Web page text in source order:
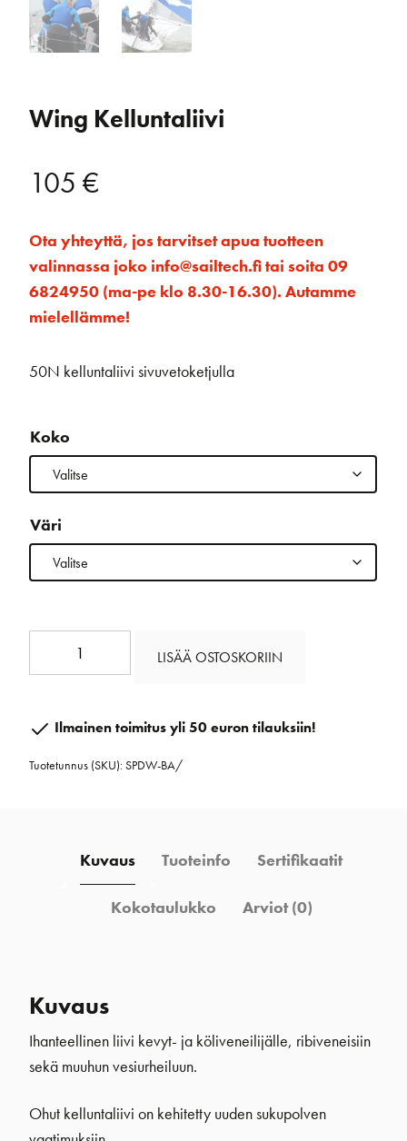
Wing Kelluntaliivi
105 €
Ota yhteyttä, jos tarvitset apua tuotteen
valinnassa joko info@sailtech.fi tai soita 09
6824950 (ma-pe klo 8.30-16.30). Autamme
mielellämme!
50N kelluntaliivi sivuvetoketjulla
Koko
Väri
LISÄÄ OSTOSKORIIN
Ilmainen toimitus yli 50 euron tilauksiin!
Tuotetunnus (SKU):SPDW-BA/
Kuvaus Tuoteinfo Sertifikaatit
Kokotaulukko Arviot (0)
Kuvaus
Ihanteellinen liivi kevyt- ja köliveneilijälle, ribiveneisiin
sekä muuhun vesiurheiluun.
Ohut kelluntaliivi on kehitetty uuden sukupolven